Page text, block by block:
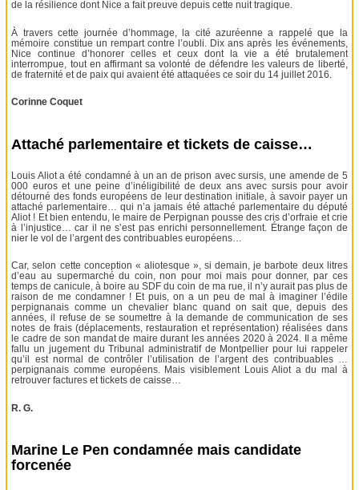
de la résilience dont Nice a fait preuve depuis cette nuit tragique.
À travers cette journée d’hommage, la cité azuréenne a rappelé que la
mémoire constitue un rempart contre l’oubli. Dix ans après les événements,
Nice continue d’honorer celles et ceux dont la vie a été brutalement
interrompue, tout en affirmant sa volonté de défendre les valeurs de liberté,
de fraternité et de paix qui avaient été attaquées ce soir du 14 juillet 2016.
Corinne Coquet
Attaché parlementaire et tickets de caisse…
Louis Aliot a été condamné à un an de prison avec sursis, une amende de 5
000 euros et une peine d’inéligibilité de deux ans avec sursis pour avoir
détourné des fonds européens de leur destination initiale, à savoir payer un
attaché parlementaire… qui n’a jamais été attaché parlementaire du député
Aliot ! Et bien entendu, le maire de Perpignan pousse des cris d’orfraie et crie
à l’injustice… car il ne s’est pas enrichi personnellement. Étrange façon de
nier le vol de l’argent des contribuables européens…
Car, selon cette conception « aliotesque », si demain, je barbote deux litres
d’eau au supermarché du coin, non pour moi mais pour donner, par ces
temps de canicule, à boire au SDF du coin de ma rue, il n’y aurait pas plus de
raison de me condamner ! Et puis, on a un peu de mal à imaginer l’édile
perpignanais comme un chevalier blanc quand on sait que, depuis des
années, il refuse de se soumettre à la demande de communication de ses
notes de frais (déplacements, restauration et représentation) réalisées dans
le cadre de son mandat de maire durant les années 2020 à 2024. Il a même
fallu un jugement du Tribunal administratif de Montpellier pour lui rappeler
qu’il est normal de contrôler l’utilisation de l’argent des contribuables …
perpignanais comme européens. Mais visiblement Louis Aliot a du mal à
retrouver factures et tickets de caisse…
R. G.
Marine Le Pen condamnée mais candidate
forcenée